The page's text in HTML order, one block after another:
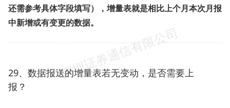
还需参考具体字段填写），增量表就是相比上个月本次月报
中新增或有变更的数据。
29、数据报送的增量表若无变动，是否需要上
报？